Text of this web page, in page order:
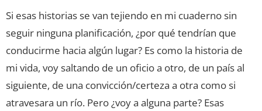
Si esas historias se van tejiendo en mi cuaderno sin
seguir ninguna planificación, ¿por qué tendrían que
conducirme hacia algún lugar? Es como la historia de
mi vida, voy saltando de un oficio a otro, de un país al
siguiente, de una convicción/certeza a otra como si
atravesara un río. Pero ¿voy a alguna parte? Esas